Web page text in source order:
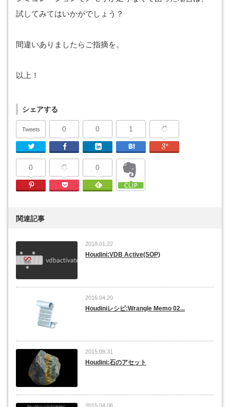
試してみてはいかがでしょう？
間違いありましたらご指摘を。
以上！
シェアする
Tweets
Twitter
0
Facebook
0
Linkedin
1
はてなブックマーク
0
Pinterest Pocket
0
Feedly
関連記事
2018.01.22
Houdini:VDB Active(SOP)
2016.04.20
Houdiniレシピ:Wrangle Memo 02...
2015.08.31
Houdini:石のアセット
2015.04.06